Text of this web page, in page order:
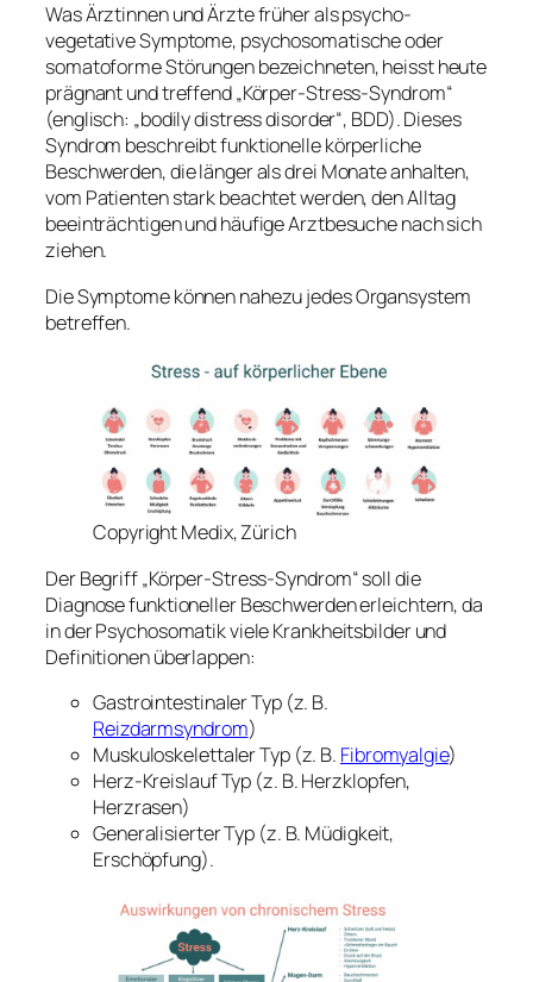
Was Ärztinnen und Ärzte früher als psycho-
vegetative Symptome, psychosomatische oder
somatoforme Störungen bezeichneten, heisst heute
prägnant und treffend „Körper-Stress-Syndrom“
(englisch: „bodily distress disorder“, BDD). Dieses
Syndrom beschreibt funktionelle körperliche
Beschwerden, die länger als drei Monate anhalten,
vom Patienten stark beachtet werden, den Alltag
beeinträchtigen und häufige Arztbesuche nach sich
ziehen.
Die Symptome können nahezu jedes Organsystem
betreffen.
Copyright Medix, Zürich
Der Begriff „Körper-Stress-Syndrom“ soll die
Diagnose funktioneller Beschwerden erleichtern, da
in der Psychosomatik viele Krankheitsbilder und
Definitionen überlappen:
Gastrointestinaler Typ (z. B.
Reizdarmsyndrom)
Muskuloskelettaler Typ (z. B. Fibromyalgie)
Herz-Kreislauf Typ (z. B. Herzklopfen,
Herzrasen)
Generalisierter Typ (z. B. Müdigkeit,
Erschöpfung).